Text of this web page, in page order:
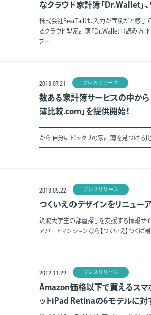
なクラウド家計簿「Dr.Wallet」
株式会社BearTailは、入力が面倒だと感じ
るクラウド型家計簿「Dr.Wallet」（読み方
ブ…
2013.07.21 プレスリリース
数ある家計簿サービスの中から
簿比較.com」を提供開始！
から 自分にピッタリの家計簿を見つける
2013.05.22 プレスリリース
つくいえのデザインをリニュー
筑波大学生の部屋探しを支援する情報サイ
アパートマンションなら【つくいえ】つく
2012.11.29 プレスリリース
Amazon価格以下で買えるスマ
ットiPad Retinaの6モデルに対